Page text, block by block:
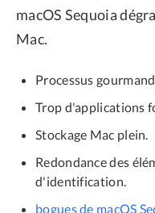
macOS Sequoia
Mac.
Processus
Trop d'applications
Stockage Mac plein.
Redondance des
d'identification.
bogues de macOS